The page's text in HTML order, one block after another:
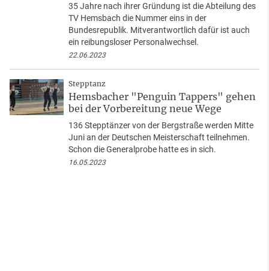
35 Jahre nach ihrer Gründung ist die Abteilung des
TV Hemsbach die Nummer eins in der
Bundesrepublik. Mitverantwortlich dafür ist auch
ein reibungsloser Personalwechsel.
22.06.2023
Stepptanz
Hemsbacher "Penguin Tappers" gehen
bei der Vorbereitung neue Wege
136 Stepptänzer von der Bergstraße werden Mitte
Juni an der Deutschen Meisterschaft teilnehmen.
Schon die Generalprobe hatte es in sich.
16.05.2023